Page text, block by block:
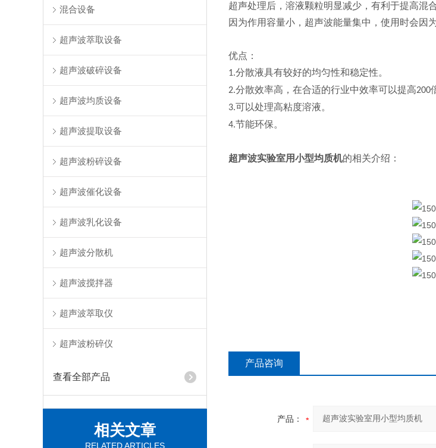
混合设备
超声波萃取设备
超声波破碎设备
超声波均质设备
超声波提取设备
超声波粉碎设备
超声波催化设备
超声波乳化设备
超声波分散机
超声波搅拌器
超声波萃取仪
超声波粉碎仪
查看全部产品
相关文章
RELATED ARTICLES
超声处理后，溶液颗粒明显减少，有利于提高混
因为作用容量小，超声波能量集中，使用时会因
优点：
1.分散液具有较好的均匀性和稳定性。
2.分散效率高，在合适的行业中效率可以提高200
3.可以处理高粘度溶液。
4.节能环保。
超声波实验室用小型均质机的相关介绍：
产品咨询
产品：